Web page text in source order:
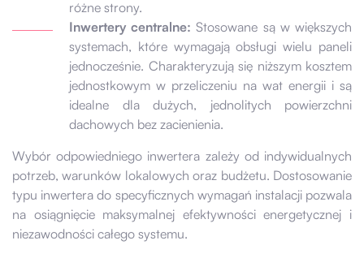
różne strony.
Inwertery centralne: Stosowane są w większych
systemach, które wymagają obsługi wielu paneli
jednocześnie. Charakteryzują się niższym kosztem
jednostkowym w przeliczeniu na wat energii i są
idealne dla dużych, jednolitych powierzchni
dachowych bez zacienienia.
Wybór odpowiedniego inwertera zależy od indywidualnych
potrzeb, warunków lokalowych oraz budżetu. Dostosowanie
typu inwertera do specyficznych wymagań instalacji pozwala
na osiągnięcie maksymalnej efektywności energetycznej i
niezawodności całego systemu.